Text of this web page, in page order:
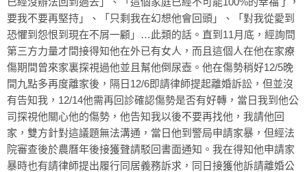
要我不要再堅持」、「只剩我在幻想他會回頭」、「對我從愛到
恐懼到怨恨到現在不屑一顧」…此類的話。直到11月底，經詢問
第三方力量才間接得知他在外已有女人，而且這個人在他在家療
傷期間曾來家裏探視過他並且幫他倒尿壺。他在傷勢稍好12/5晚
間九點多再度離家後，隔日12/6即請律師提起離婚訴訟，但並沒
有告知我，12/14他需再回診確認傷勢是否有好轉，當日我到他公
司探視他關心他的傷勢，他告知我以後不要再找他，我請他回
家，雙方針對這議題無法溝通，當日他到警局申請家暴，但經法
院審查後於農曆年後接獲聲請駁回書面通知。我在得知他申請家
暴時也有請律師提出履行同居義務訴求，同日接獲他訴請離婚公